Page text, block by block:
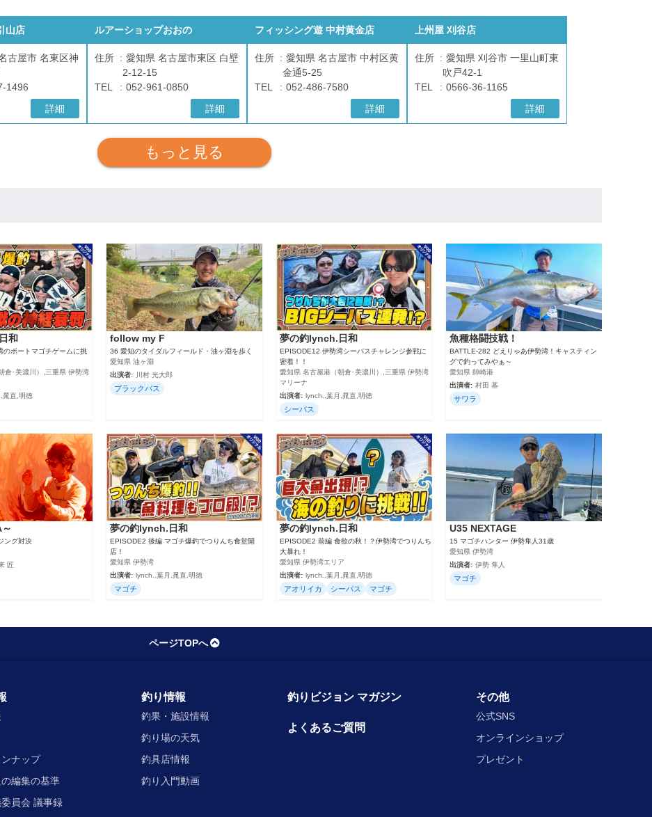
山店
古屋市 名東区神
1496
詳細
ルアーショップおおの
住所
愛知県 名古屋市東区 白壁
2-12-15
TEL
052-961-0850
詳細
フィッシング遊 中村黄金店
住所
愛知県 名古屋市 中村区黄
金通5-25
TEL
052-486-7580
詳細
上州屋 刈谷店
住所
愛知県 刈谷市 一里山町東
吹戸42-1
TEL
0566-36-1165
詳細
もっと見る
和
のボートマゴチゲームに挑
倉･美濃川）,三重県 伊勢湾
晁直,明徳
follow my F
36 愛知のタイダルフィールド・油ヶ淵を歩く
愛知県 油ヶ淵
出演者:
川村 光大郎
ブラックバス
夢の釣lynch.日和
EPISODE12 伊勢湾シーバスチャレンジ参戦に
密着！！
愛知県 名古屋港（朝倉･美濃川）,三重県 伊勢湾
マリーナ
出演者: lynch.,葉月,晁直,明徳
シーバス
魚種格闘技戦！
BATTLE-282 どえりゃあ伊勢湾！キャスティン
グで釣ってみやぁ～
愛知県 師崎港
出演者: 村田 基
サワラ
ング対決
匠
夢の釣lynch.日和
EPISODE2 後編 マゴチ爆釣でつりんち食堂開
店！
愛知県 伊勢湾
出演者: lynch.,葉月,晁直,明徳
マゴチ
夢の釣lynch.日和
EPISODE2 前編 食欲の秋！？伊勢湾でつりんち
大暴れ！
愛知県 伊勢湾エリア
出演者: lynch.,葉月,晁直,明徳
アオリイカ シーバス マゴチ
U35 NEXTAGE
15 マゴチハンター 伊勢隼人31歳
愛知県 伊勢湾
出演者: 伊勢 隼人
マゴチ
ページTOPへ
ナップ
編集の基準
員会 議事録
釣り情報
釣果・施設情報
釣り場の天気
釣具店情報
釣り入門動画
釣りビジョン マガジン
よくあるご質問
その他
公式SNS
オンラインショップ
プレゼント